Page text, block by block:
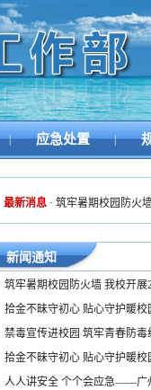
| 应急处置 |
最新消息 · 筑牢暑期校园防火墙
新闻通知
筑牢暑期校园防火墙 我校开
拾金不昧守初心 贴心守护暖校
禁毒宣传进校园 筑牢青春防毒
拾金不昧守初心 贴心守护暖校
人人讲安全 个个会应急——广